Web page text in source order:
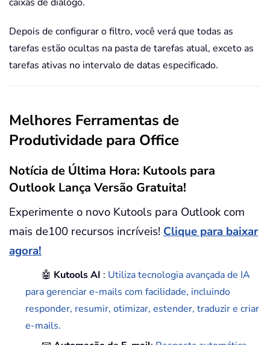
caixas de diálogo.
Depois de configurar o filtro, você verá que todas as
tarefas estão ocultas na pasta de tarefas atual, exceto as
tarefas ativas no intervalo de datas especificado.
Melhores Ferramentas de
Produtividade para Office
Notícia de Última Hora: Kutools para
Outlook Lança Versão Gratuita!
Experimente o novo Kutools para Outlook com
mais de100 recursos incríveis! Clique para baixar
agora!
🤖 Kutools AI : Utiliza tecnologia avançada de IA
para gerenciar e-mails com facilidade, incluindo
responder, resumir, otimizar, estender, traduzir e criar
e-mails.